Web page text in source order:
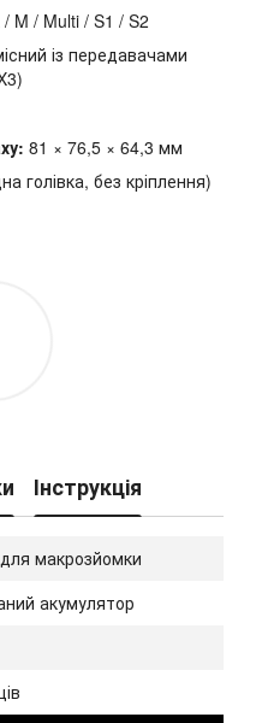
M / Multi / S1 / S2
із передавачами
81 × 76,5 × 64,3 мм
голівка, без кріплення)
Інструкція
макрозйомки
акумулятор